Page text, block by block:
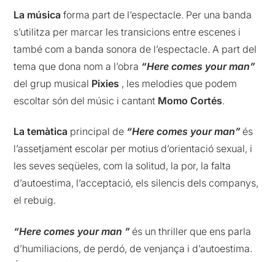
La música forma part de l’espectacle. Per una banda
s’utilitza per marcar les transicions entre escenes i
també com a banda sonora de l’espectacle. A part del
tema que dona nom a l’obra “Here comes your man”
del grup musical Pixies , les melodies que podem
escoltar són del músic i cantant Momo Cortés.
La temàtica principal de “Here comes your man”és
l’assetjament escolar per motius d’orientació sexual, i
les seves seqüeles, com la solitud, la por, la falta
d’autoestima, l’acceptació, els silencis dels companys,
el rebuig.
“Here comes your man ”és un thriller que ens parla
d’humiliacions, de perdó, de venjança i d’autoestima.